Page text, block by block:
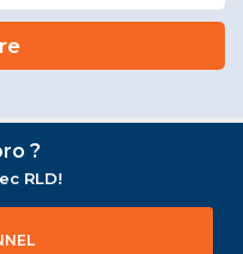
?
RLD!